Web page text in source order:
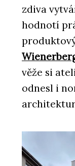
zdiva
hodnotí
věže si
odnesl i